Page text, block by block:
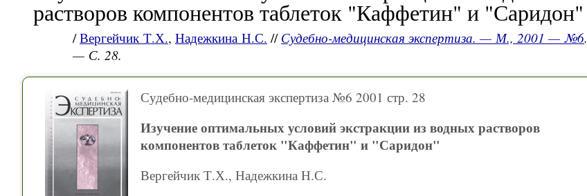
растворов компонентов таблеток "Каффетин" и "Саридон"
/Вергейчик Т.Х., Надежкина Н.С. // Судебно-медицинская экспертиза. — М., 2001 — №6.
— С. 28.
Судебно-медицинская экспертиза №6 2001 стр. 28
Изучение оптимальных условий экстракции из водных растворов
компонентов таблеток "Каффетин" и "Саридон"
Вергейчик Т.Х., Надежкина Н.С.